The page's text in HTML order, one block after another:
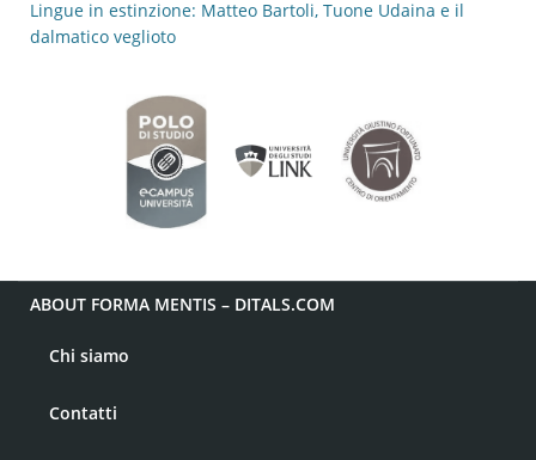
Lingue in estinzione: Matteo Bartoli, Tuone Udaina e il
dalmatico veglioto
ABOUT FORMA MENTIS – DITALS.COM
Chi siamo
Contatti